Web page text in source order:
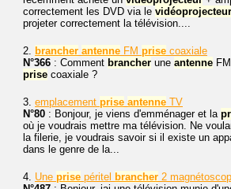
correctement les DVD via le vidéoprojecteur
projeter correctement la télévision....
2. brancher antenne FM prise coaxiale
N°366 : Comment brancher une antenne
prise coaxiale ?
3. emplacement prise antenne TV
N°80 : Bonjour, je viens d'emménager et la
où je voudrais mettre ma télévision. Ne
la filerie, je voudrais savoir si il existe un
dans le genre de la...
4. Une prise péritel brancher 2